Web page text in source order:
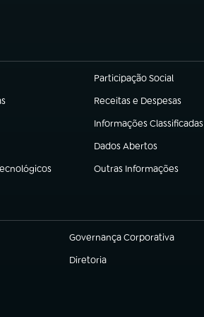
Participação Social
(abre em nova aba)
Receitas e Despesas
(abre em nova aba)
Informações Classificadas
(abre em nova aba)
Dados Abertos
(abre em nova aba)
Outras Informações
(abre em nova aba)
Governança Corporativa
(abre em nova aba)
Diretoria
(abre em nova aba)